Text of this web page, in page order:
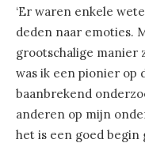
‘Er waren enkele
deden naar emoties.
grootschalige manier
was ik een pionier
baanbrekend
anderen op mijn
het is een goed begin